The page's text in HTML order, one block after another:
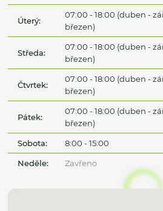
Úterý:
07:00 - 18:00 (duben -
březen)
Středa:
07:00 - 18:00 (duben -
březen)
Čtvrtek:
07:00 - 18:00 (duben -
březen)
Pátek:
07:00 - 18:00 (duben -
březen)
Sobota: 8:00 - 15:00
Neděle: Zavřeno